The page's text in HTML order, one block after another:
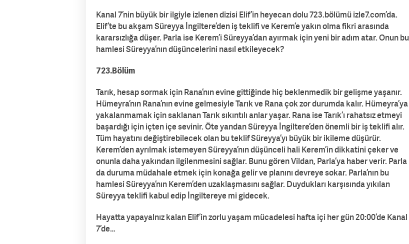
Kanal 7’nin büyük bir ilgiyle izlenen dizisi Elif’in heyecan dolu 723.bölümü izle7.com’da.
Elif’te bu akşam Süreyya İngiltere’den iş teklifi ve Kerem’e yakın olma fikri arasında
kararsızlığa düşer. Parla ise Kerem’i Süreyya’dan ayırmak için yeni bir adım atar. Onun bu
hamlesi Süreyya’nın düşüncelerini nasıl etkileyecek?
723.Bölüm
Tarık, hesap sormak için Rana’nın evine gittiğinde hiç beklenmedik bir gelişme yaşanır.
Hümeyra’nın Rana’nın evine gelmesiyle Tarık ve Rana çok zor durumda kalır. Hümeyra’ya
yakalanmamak için saklanan Tarık sıkıntılı anlar yaşar. Rana ise Tarık’ı rahatsız etmeyi
başardığı için içten içe sevinir. Öte yandan Süreyya İngiltere’den önemli bir iş teklifi alır.
Tüm hayatını değiştirebilecek olan bu teklif Süreyya’yı büyük bir ikileme düşürür.
Kerem’den ayrılmak istemeyen Süreyya’nın düşünceli hali Kerem’in dikkatini çeker ve
onunla daha yakından ilgilenmesini sağlar. Bunu gören Vildan, Parla’ya haber verir. Parla
da duruma müdahale etmek için konağa gelir ve planını devreye sokar. Parla’nın bu
hamlesi Süreyya’nın Kerem’den uzaklaşmasını sağlar. Duydukları karşısında yıkılan
Süreyya teklifi kabul edip İngiltereye mi gidecek.
Hayatta yapayalnız kalan Elif’in zorlu yaşam mücadelesi hafta içi her gün 20:00’de Kanal
7’de…